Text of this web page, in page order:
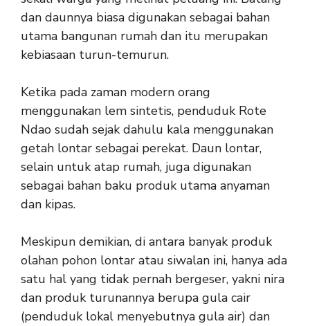
dan daunnya biasa digunakan sebagai bahan
utama bangunan rumah dan itu merupakan
kebiasaan turun-temurun.
Ketika pada zaman modern orang
menggunakan lem sintetis, penduduk Rote
Ndao sudah sejak dahulu kala menggunakan
getah lontar sebagai perekat. Daun lontar,
selain untuk atap rumah, juga digunakan
sebagai bahan baku produk utama anyaman
dan kipas.
Meskipun demikian, di antara banyak produk
olahan pohon lontar atau siwalan ini, hanya ada
satu hal yang tidak pernah bergeser, yakni nira
dan produk turunannya berupa gula cair
(penduduk lokal menyebutnya gula air) dan